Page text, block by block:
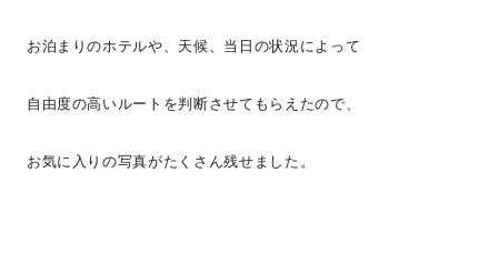
お泊まりのホテルや、天候、当日の状況によって
自由度の高いルートを判断させてもらえたので、
お気に入りの写真がたくさん残せました。